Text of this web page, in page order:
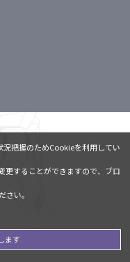
把握のためCookieを利用してい
更することができますので、ブロ
さい。
ます